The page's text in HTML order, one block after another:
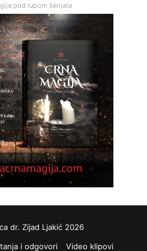
pod lupom šerijata
dr. Zijad Ljakić 2026
i odgovori Video klipovi